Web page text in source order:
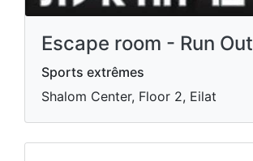
Escape room - Run Out
Sports extrêmes
Shalom Center, Floor 2, Eilat